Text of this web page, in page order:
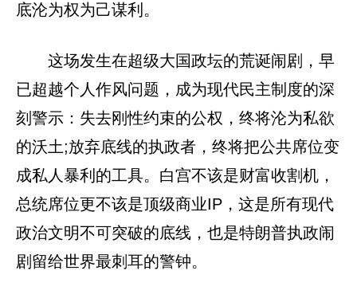
底沦为权为己谋利。
这场发生在超级大国政坛的荒诞闹剧，早
已超越个人作风问题，成为现代民主制度的深
刻警示：失去刚性约束的公权，终将沦为私欲
的沃土;放弃底线的执政者，终将把公共席位变
成私人暴利的工具。白宫不该是财富收割机，
总统席位更不该是顶级商业IP，这是所有现代
政治文明不可突破的底线，也是特朗普执政闹
剧留给世界最刺耳的警钟。